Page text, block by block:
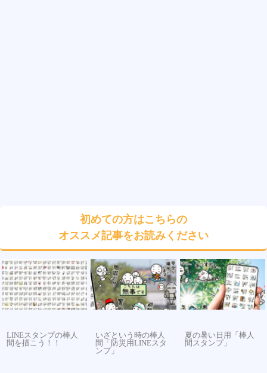
初めての方はこちらの
オススメ記事をお読みください
LINEスタンプの棒人
間を描こう！！
いざという時の棒人
間「防災用LINEスタ
ンプ」
夏の暑い日用「棒人
間スタンプ」